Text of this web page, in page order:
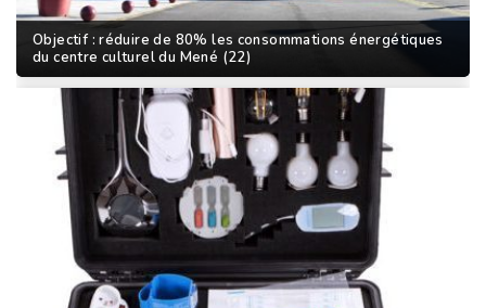
Objectif : réduire de 80% les consommations énergétiques
du centre culturel du Mené (22)